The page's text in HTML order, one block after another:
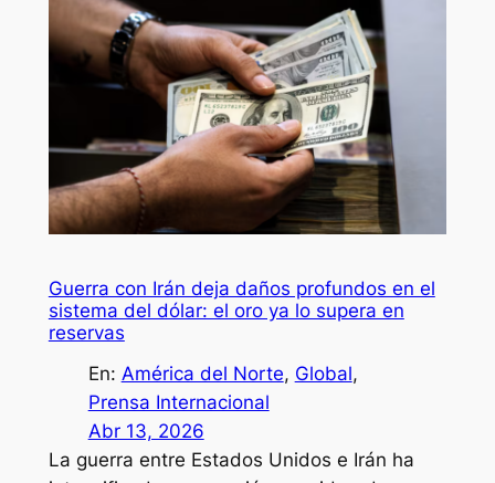
Guerra con Irán deja daños profundos en el
sistema del dólar: el oro ya lo supera en
reservas
En: América del Norte, Global
Prensa Internacional
Abr 13, 2026
La guerra entre Estados Unidos e Irán ha